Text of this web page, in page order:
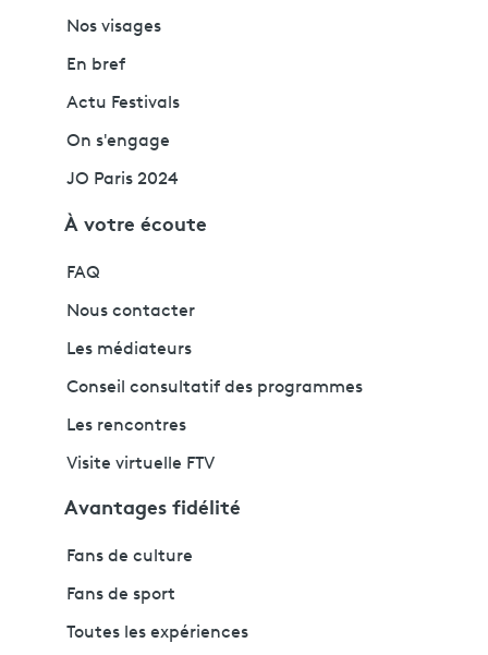
Nos visages
En bref
Actu Festivals
On s'engage
JO Paris 2024
À votre écoute
FAQ
Nous contacter
Les médiateurs
Conseil consultatif des programmes
Les rencontres
Visite virtuelle FTV
Avantages fidélité
Fans de culture
Fans de sport
Toutes les expériences